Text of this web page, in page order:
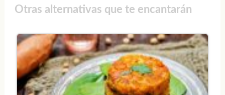
Otras alternativas que te encantarán